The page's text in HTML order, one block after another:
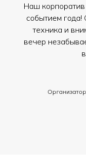
Наш
событием года!
техника и
вечер